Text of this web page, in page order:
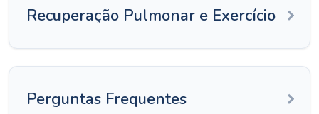
Recuperação Pulmonar e Exercício
Perguntas Frequentes